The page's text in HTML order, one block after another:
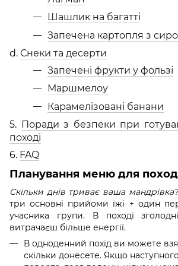
Шашлик на багатті
Запечена картопля з
d. Снеки та десерти
Запечені фрукти у фользі
Маршмелоу
Карамелізовані банани
5. Поради з безпеки при
поході
6. FAQ
Планування меню для
Скільки днів триває ваша
три основні прийоми їжі + один
учасника групи. В поході
витрачаєш більше енергії.
В одноденний похід ви можете
скільки донесете. Якщо